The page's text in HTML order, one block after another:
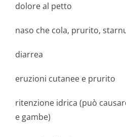
dolore al petto
naso che cola, prurito,
diarrea
eruzioni cutanee e prurito
ritenzione idrica (può
e gambe)